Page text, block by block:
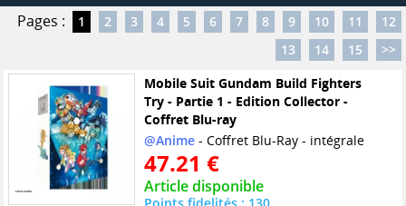
Pages :
1 2 3 4 5 6 7 8 9 10 11
12
13
14 15
>>
Mobile Suit Gundam Build Fighters
Try - Partie 1 - Edition Collector -
Coffret Blu-ray
@Anime- Coffret Blu-Ray - intégrale
47.21 €
Article disponible